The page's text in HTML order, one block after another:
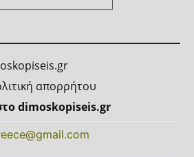
απορρήτου
dimoskopiseis.gr